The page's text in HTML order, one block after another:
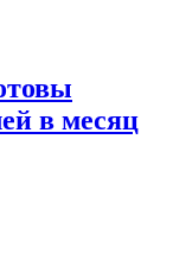
в месяц